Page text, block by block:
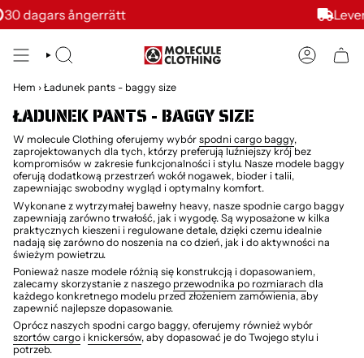
Smuts
till
innehållet
Leverans i SE från 59 kr
SÖK KONTON
Hem › Ładunek pants - baggy size
ŁADUNEK PANTS - BAGGY SIZE
W molecule Clothing oferujemy wybór spodni cargo baggy,
zaprojektowanych dla tych, którzy preferują luźniejszy krój bez
kompromisów w zakresie funkcjonalności i stylu. Nasze modele baggy
oferują dodatkową przestrzeń wokół nogawek, bioder i talii,
zapewniając swobodny wygląd i optymalny komfort.
Wykonane z wytrzymałej bawełny heavy, nasze spodnie cargo baggy
zapewniają zarówno trwałość, jak i wygodę. Są wyposażone w kilka
praktycznych kieszeni i regulowane detale, dzięki czemu idealnie
nadają się zarówno do noszenia na co dzień, jak i do aktywności na
świeżym powietrzu.
Ponieważ nasze modele różnią się konstrukcją i dopasowaniem,
zalecamy skorzystanie z naszego przewodnika po rozmiarach dla
każdego konkretnego modelu przed złożeniem zamówienia, aby
zapewnić najlepsze dopasowanie.
Oprócz naszych spodni cargo baggy, oferujemy również wybór
szortów cargo i knickersów, aby dopasować je do Twojego stylu i
potrzeb.